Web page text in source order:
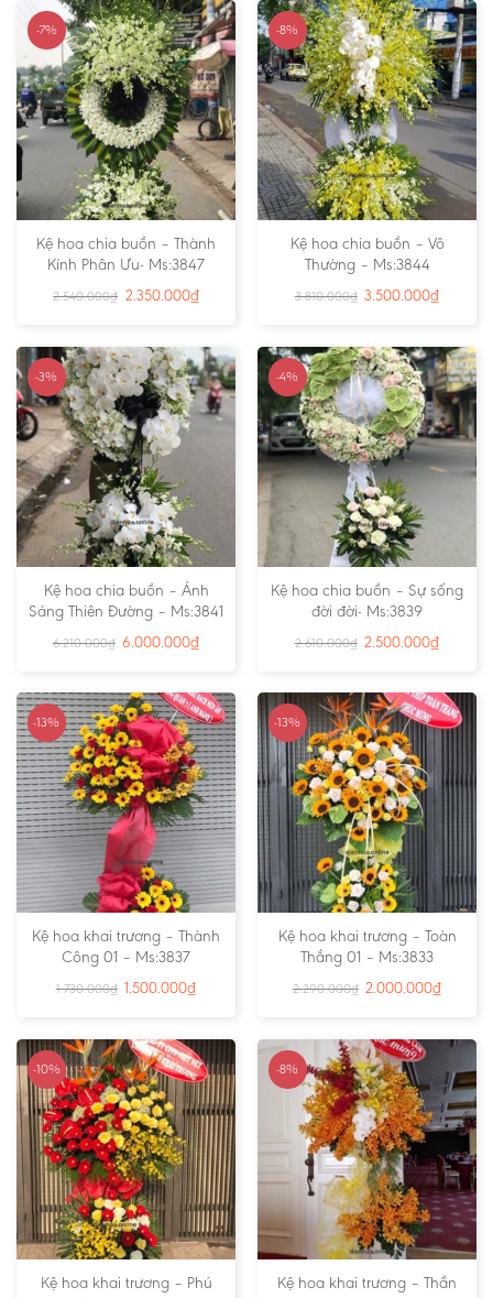
-7%
Kệ hoa chia buồn – Thành
Kính Phân Ưu- Ms:3847
2.540.000₫ 2.350.000₫
-8%
Kệ hoa chia buồn – Vô
Thường – Ms:3844
3.810.000₫ 3.500.000₫
-3%
Kệ hoa chia buồn – Ánh
Sáng Thiên Đường – Ms:3841
6.210.000₫ 6.000.000₫
-4%
Kệ hoa chia buồn – Sự sống
đời đời- Ms:3839
2.610.000₫ 2.500.000₫
-13%
Kệ hoa khai trương – Thành
Công 01 – Ms:3837
1.730.000₫ 1.500.000₫
-13%
Kệ hoa khai trương – Toàn
Thắng 01 – Ms:3833
2.290.000₫ 2.000.000₫
-10%
Kệ hoa khai trương – Phú
-8%
Kệ hoa khai trương – Thần